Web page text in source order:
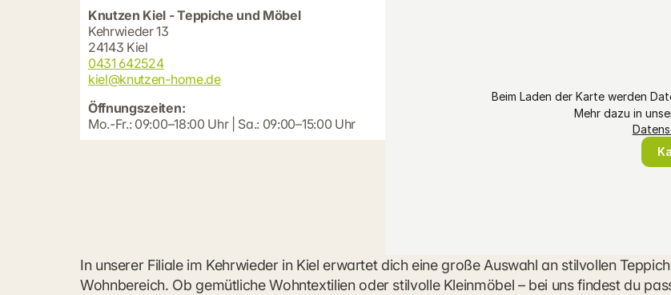
Knutzen Kiel - Teppiche und Möbel
Kehrwieder 13
24143 Kiel
0431 642524
kiel@knutzen-home.de
Öffnungszeiten:
Mo.-Fr.: 09:00–18:00 Uhr | Sa.: 09:00–15:00 Uhr
Beim Laden der Karte werden
Mehr dazu in
In unserer Filiale im Kehrwieder in Kiel erwartet dich eine große Auswahl an stilvollen
Wohnbereich. Ob gemütliche Wohntextilien oder stilvolle Kleinmöbel – bei uns findest du